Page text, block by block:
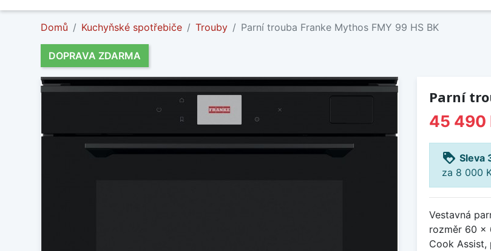
Domů Kuchyňské spotřebiče Trouby Parní trouba Franke Mythos FMY 99 HS BK
DOPRAVA ZDARMA
Parní
45 490
loyalty Sleva
za 8 000
Vestavná
rozměr 60 x
Cook Assist,